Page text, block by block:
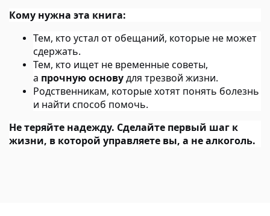
Кому нужна эта книга:
Тем, кто устал от обещаний, которые не может
сдержать.
Тем, кто ищет не временные советы,
а прочную основудля трезвой жизни.
Родственникам, которые хотят понять болезнь
и найти способ помочь.
Не теряйте надежду. Сделайте первый шаг к
жизни, в которой управляете вы, а не алкоголь.